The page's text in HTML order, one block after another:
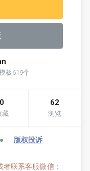
板619个
0
藏
62
浏览
● 版权投诉
联系客服微信：